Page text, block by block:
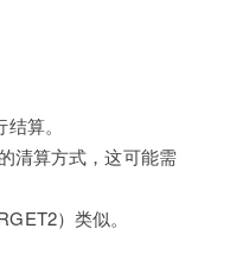
算。
清算方式，这可能需
）类似。